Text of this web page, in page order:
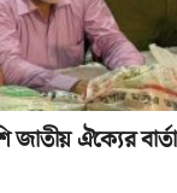
জাতীয় ঐক্যের